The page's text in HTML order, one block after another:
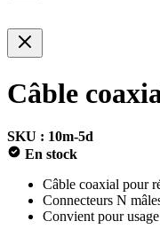
Câble
SKU : 10m-5d
En stock
Câble coaxial pour
Connecteurs N
Convient pour